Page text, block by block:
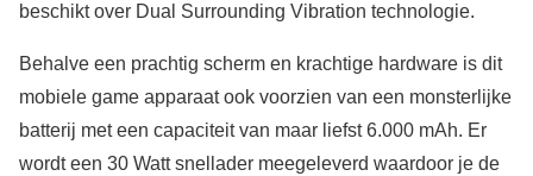
beschikt over Dual Surrounding Vibration technologie.
Behalve een prachtig scherm en krachtige hardware is dit
mobiele game apparaat ook voorzien van een monsterlijke
batterij met een capaciteit van maar liefst 6.000 mAh. Er
wordt een 30 Watt snellader meegeleverd waardoor je de